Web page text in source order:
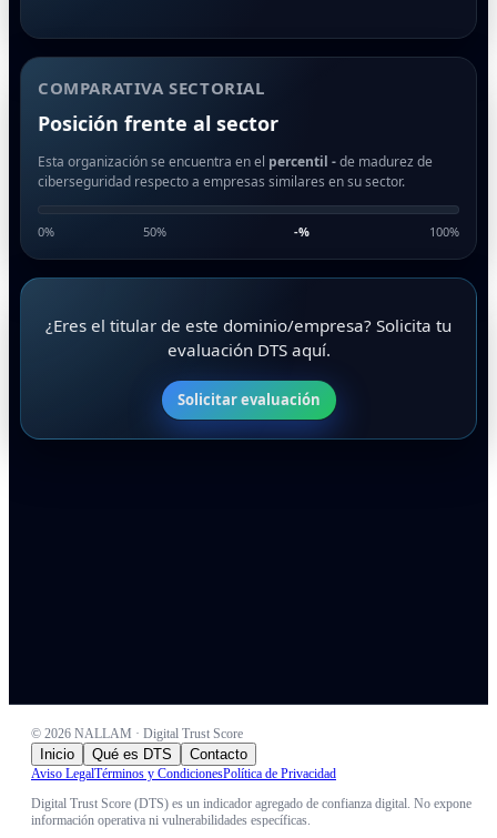
COMPARATIVA SECTORIAL
Posición frente al sector
Esta organización se encuentra en el percentil -de madurez de
ciberseguridad respecto a empresas similares en su sector.
0% 50% -% 100%
¿Eres el titular de este dominio/empresa? Solicita tu
evaluación DTS aquí.
Solicitar evaluación
© 2026 NALLAM · Digital Trust Score
Inicio Qué es DTS Contacto
Aviso LegalTérminos y CondicionesPolítica de Privacidad
Digital Trust Score (DTS) es un indicador agregado de confianza digital. No expone
información operativa ni vulnerabilidades específicas.